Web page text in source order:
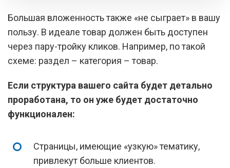
Большая вложенность также «не сыграет» в вашу
пользу. В идеале товар должен быть доступен
через пару-тройку кликов. Например, по такой
схеме: раздел – категория – товар.
Если структура вашего сайта будет детально
проработана, то он уже будет достаточно
функционален:
Страницы, имеющие «узкую» тематику,
привлекут больше клиентов.